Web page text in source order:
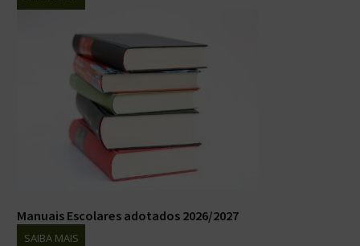
Manuais Escolares adotados 2026/2027
SAIBA MAIS